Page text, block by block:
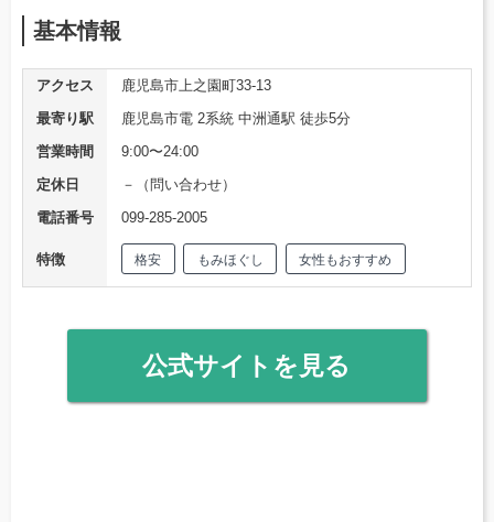
基本情報
アクセス
鹿児島市上之園町33-13
最寄り駅
鹿児島市電 2系統 中洲通駅 徒歩5分
営業時間
9:00〜24:00
定休日
－（問い合わせ）
電話番号
099-285-2005
特徴 格安 もみほぐし 女性もおすすめ
公式サイトを見る